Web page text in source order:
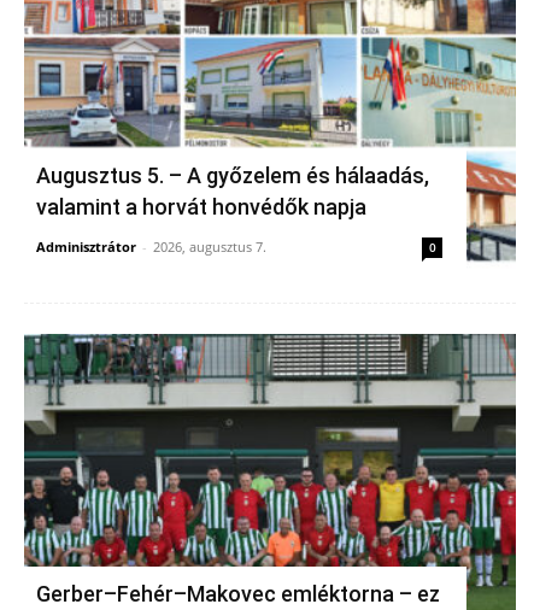
Augusztus 5. – A győzelem és hálaadás,
valamint a horvát honvédők napja
Adminisztrátor - 2026, augusztus 7. 0
Gerber–Fehér–Makovec emléktorna – ez